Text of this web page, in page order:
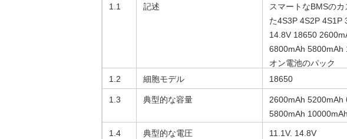
1.1 記述
スマートなBMSの
た4S3P 4S2P 4S1P
14.8V 18650
6800mAh 5800mAh
オン電池のパック
1.2 細胞モデル 18650
1.3 典型的な容量
2600mAh 5200mAh
5800mAh 10000mAh
1.4 典型的な電圧 11.1V. 14.8V